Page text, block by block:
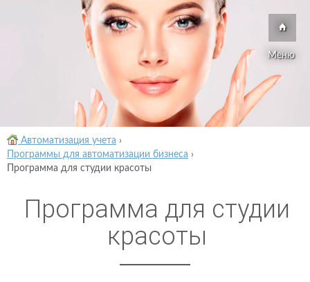
Меню
Автоматизация учета ›
Программы для автоматизации бизнеса ›
Программа для студии красоты
Программа для студии
красоты